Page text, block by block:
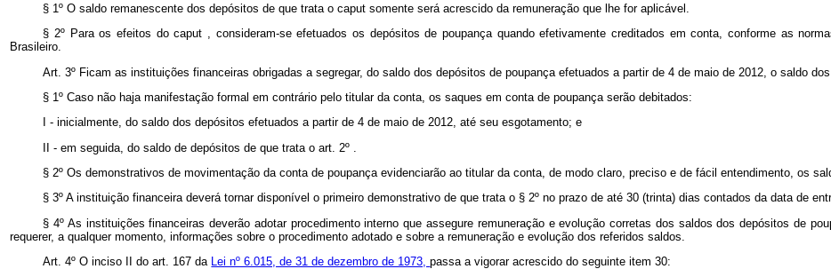
§ 1º O saldo remanescente dos depósitos de que trata ocaputsomente será acrescido da remuneração que lhe for aplicável.
§ 2º Para os efeitos docaput , consideram-se efetuados os depósitos de poupança quando efetivamente creditados em conta, conforme as
Brasileiro.
Art. 3º Ficam as instituições financeiras obrigadas a segregar, do saldo dos depósitos de poupança efetuados a partir de 4 de maio de 2012, o saldo
§ 1º Caso não haja manifestação formal em contrário pelo titular da conta, os saques em conta de poupança serão debitados:
I - inicialmente, do saldo dos depósitos efetuados a partir de 4 de maio de 2012, até seu esgotamento; e
II - em seguida, do saldo de depósitos de que trata o art. 2º .
§ 2º Os demonstrativos de movimentação da conta de poupança evidenciarão ao titular da conta, de modo claro, preciso e de fácil entendimento, os
§ 3ºA instituição financeira deverá tornar disponível o primeiro demonstrativo de que trata o § 2ºno prazo de até 30 (trinta) dias contados da data de
§ 4º As instituições financeiras deverão adotar procedimento interno que assegure remuneração e evolução corretas dos saldos dos depósitos de
requerer, a qualquer momento, informações sobre o procedimento adotado e sobre a remuneração e evolução dos referidos saldos.
Art. 4º O inciso II do art. 167 da
Lei nº 6.015, de 31 de dezembro de 1973,passa a vigorar acrescido do seguinte item 30: